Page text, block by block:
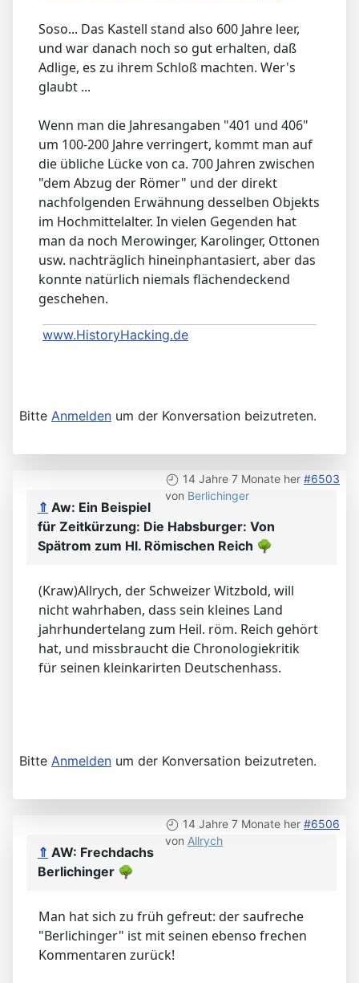
Soso... Das Kastell stand also 600 Jahre leer,
und war danach noch so gut erhalten, daß
Adlige, es zu ihrem Schloß machten. Wer's
glaubt ...
Wenn man die Jahresangaben "401 und 406"
um 100-200 Jahre verringert, kommt man auf
die übliche Lücke von ca. 700 Jahren zwischen
"dem Abzug der Römer" und der direkt
nachfolgenden Erwähnung desselben Objekts
im Hochmittelalter. In vielen Gegenden hat
man da noch Merowinger, Karolinger, Ottonen
usw. nachträglich hineinphantasiert, aber das
konnte natürlich niemals flächendeckend
geschehen.
www.HistoryHacking.de
Bitte Anmelden um der Konversation beizutreten.
14 Jahre 7 Monate her #6503
von Berlichinger
⇑ Aw: Ein Beispiel
für Zeitkürzung: Die Habsburger: Von
Spätrom zum Hl. Römischen Reich 🌳
(Kraw)Allrych, der Schweizer Witzbold, will
nicht wahrhaben, dass sein kleines Land
jahrhundertelang zum Heil. röm. Reich gehört
hat, und missbraucht die Chronologiekritik
für seinen kleinkarirten Deutschenhass.
Bitte Anmelden um der Konversation beizutreten.
14 Jahre 7 Monate her #6506
von Allrych
⇑ AW: Frechdachs
Berlichinger 🌳
Man hat sich zu früh gefreut: der saufreche
"Berlichinger" ist mit seinen ebenso frechen
Kommentaren zurück!